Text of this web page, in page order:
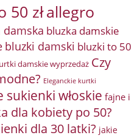
50 złallegro
damska bluzka damskie
bluzki damski bluzki to 50
damskie wyprzedaż Czy
Eleganckie kurtki
sukienki włoskie fajne i
dla kobiety po 50?
dla 30 latki? jakie